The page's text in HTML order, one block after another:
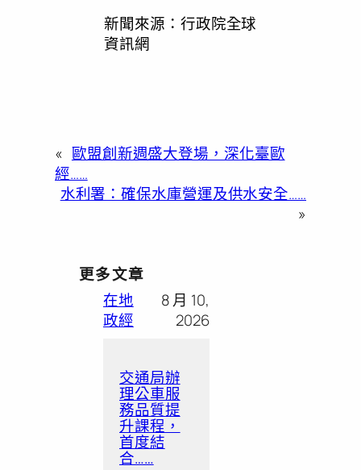
新聞來源：行政院全球
資訊網
« 歐盟創新週盛大登場，深化臺歐
經……
水利署：確保水庫營運及供水安全……
»
更多文章
在地
政經
8 月 10,
2026
交通局辦
理公車服
務品質提
升課程，
首度結
合……